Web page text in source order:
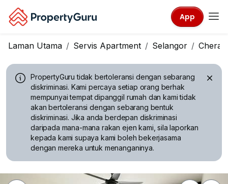
App
Laman Utama Servis Apartment Selangor Cheras
PropertyGuru tidak bertoleransi dengan sebarang
diskriminasi. Kami percaya setiap orang berhak
mempunyai tempat dipanggil rumah dan kami tidak
akan bertoleransi dengan sebarang bentuk
diskriminasi. Jika anda berdepan diskriminasi
daripada mana-mana rakan ejen kami, sila laporkan
kepada kami supaya kami boleh bekerjasama
dengan mereka untuk menanganinya.